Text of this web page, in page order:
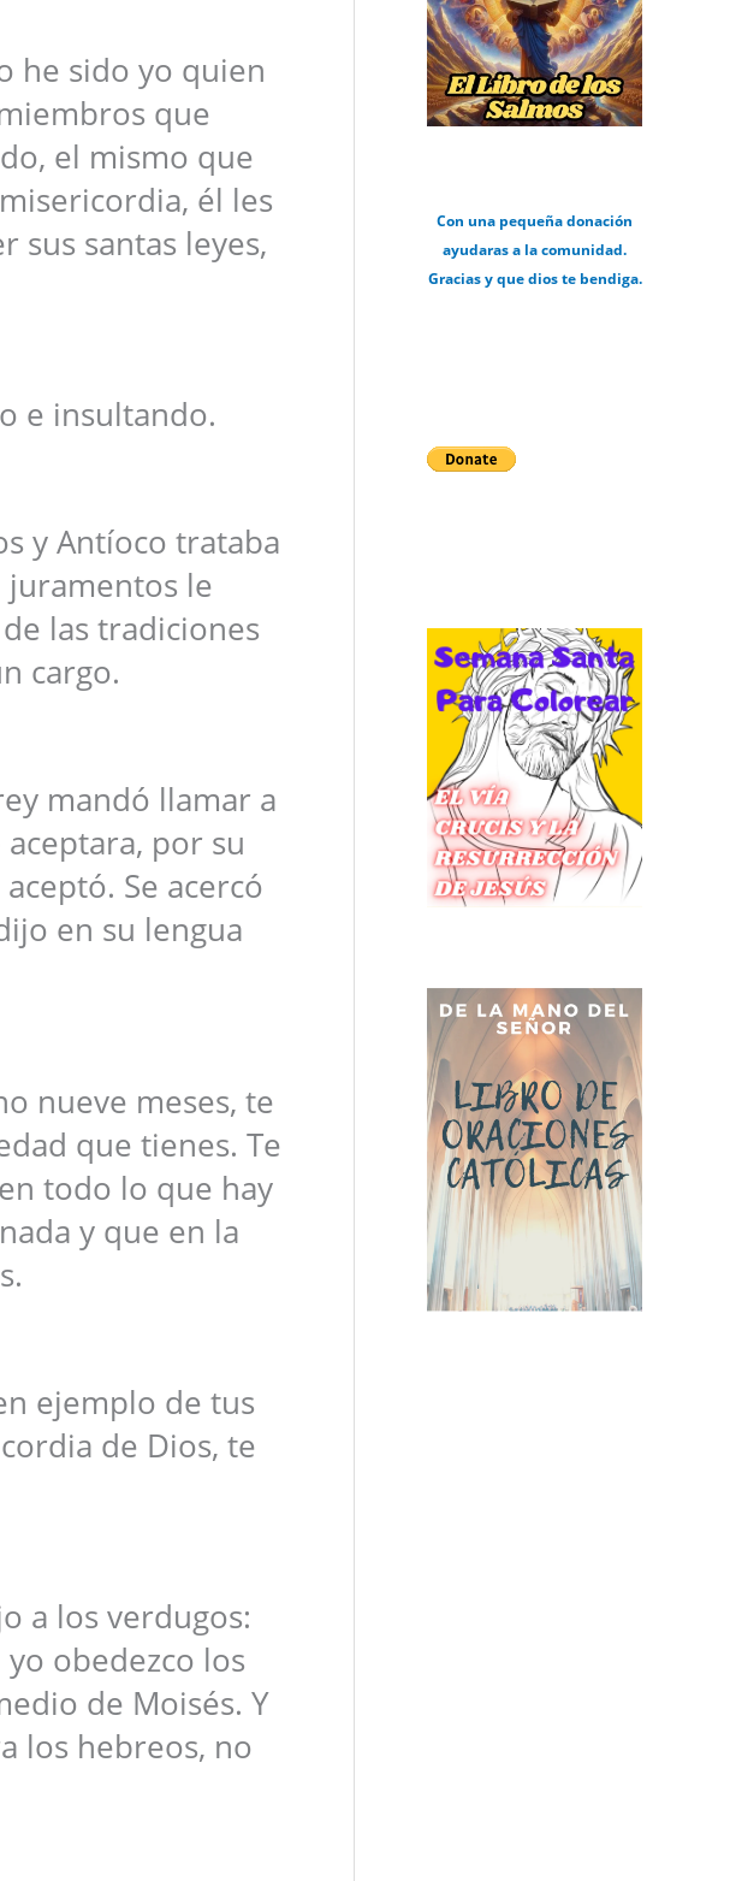
he sido yo quien
que
el mismo que
él les
sus santas leyes,
e insultando.
y Antíoco trataba
juramentos le
las tradiciones
cargo.
mandó llamar a
por su
Se acercó
en su lengua
nueve meses, te
que tienes. Te
todo lo que hay
y que en la
ejemplo de tus
de Dios, te
a los verdugos:
obedezco los
de Moisés. Y
los hebreos, no
Con una pequeña donación
ayudaras a la comunidad.
Gracias y que dios te bendiga.